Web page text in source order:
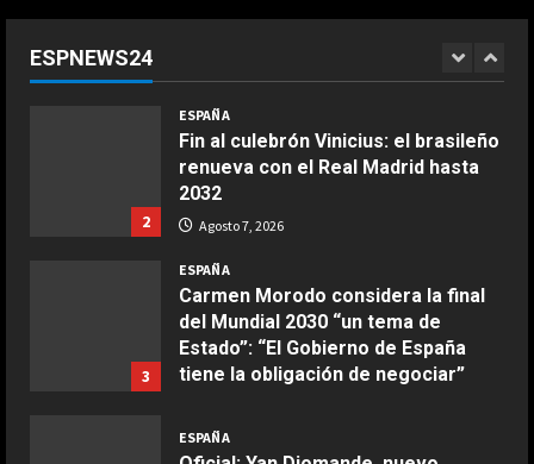
ESPNEWS24
Fin al culebrón Vinicius: el brasileño
renueva con el Real Madrid hasta
2032
Agosto 7, 2026
Carmen Morodo considera la final
del Mundial 2030 “un tema de
Estado”: “El Gobierno de España
tiene la obligación de negociar”
Agosto 7, 2026
ESPAÑA
Oficial: Yan Diomande, nuevo
Agosto 7, 2026
Ensalada de espinacas deliciosa
Maggio 28, 2026
COCINA
aire
Aprile 24, 2026
Aprile 5, 2026